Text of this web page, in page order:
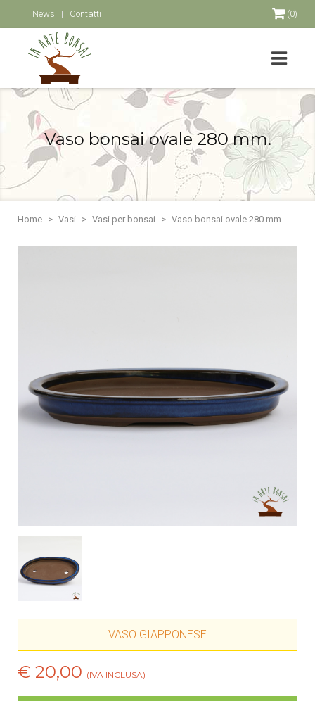
News Contatti (0)
Vaso bonsai ovale 280 mm.
Home Vasi Vasi per bonsai Vaso bonsai ovale 280 mm.
VASO GIAPPONESE
€ 20,00 (IVA INCLUSA)